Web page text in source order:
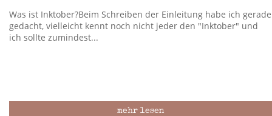
Was ist Inktober?Beim Schreiben der Einleitung habe ich gerade
gedacht, vielleicht kennt noch nicht jeder den "Inktober" und
ich sollte zumindest...
mehr lesen